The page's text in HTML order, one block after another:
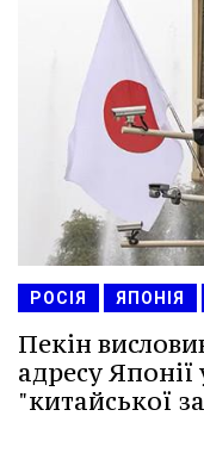
РОСІЯ ЯПОНІЯ
Пекін
адресу Японії
"китайської